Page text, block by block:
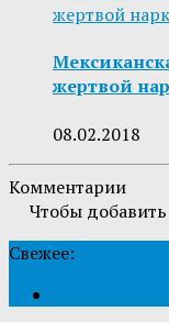
жертвой
08.02.2018
Комментарии
Чтобы
Свежее: